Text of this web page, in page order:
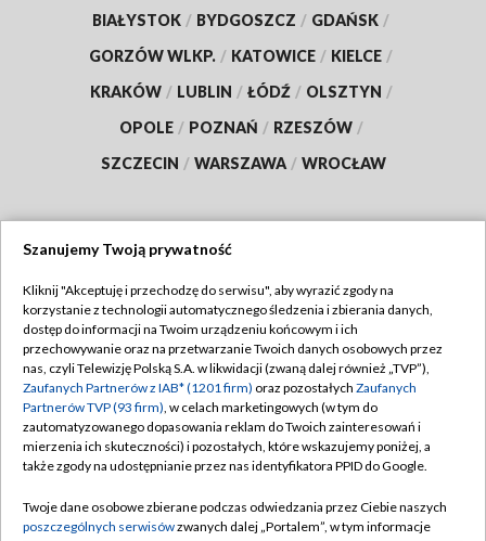
BIAŁYSTOK / BYDGOSZCZ / GDAŃSK /
GORZÓW WLKP. / KATOWICE / KIELCE /
KRAKÓW / LUBLIN / ŁÓDŹ / OLSZTYN /
OPOLE / POZNAŃ / RZESZÓW /
SZCZECIN / WARSZAWA / WROCŁAW
TVP
Abonament TVP
Emisja w TVP
Centrum informacji TVP
Naziemna Telewizja Cyfrowa
Rada Programowa
Regulamin TVP
Polityka prywatności
Moje zgody
Pomoc
Kontakt
Szanujemy Twoją prywatność
Kliknij "Akceptuję i przechodzę do serwisu", aby wyrazić zgody na
korzystanie z technologii automatycznego śledzenia i zbierania danych,
dostęp do informacji na Twoim urządzeniu końcowym i ich
przechowywanie oraz na przetwarzanie Twoich danych osobowych przez
nas, czyli Telewizję Polską S.A. w likwidacji (zwaną dalej również „TVP”),
Zaufanych Partnerów z IAB* (1201 firm) oraz pozostałych Zaufanych
Partnerów TVP (93 firm), w celach marketingowych (w tym do
zautomatyzowanego dopasowania reklam do Twoich zainteresowań i
mierzenia ich skuteczności) i pozostałych, które wskazujemy poniżej, a
także zgody na udostępnianie przez nas identyfikatora PPID do Google.
Twoje dane osobowe zbierane podczas odwiedzania przez Ciebie naszych
poszczególnych serwisówzwanych dalej „Portalem”, w tym informacje